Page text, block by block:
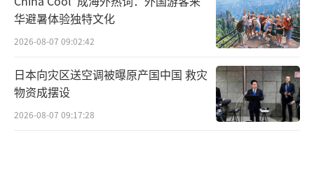
华避暑体验独特文化
2026-08-07 09:02:42
日本向灾区送空调被曝原产国中国 救灾
物资成摆设
2026-08-07 09:17:28